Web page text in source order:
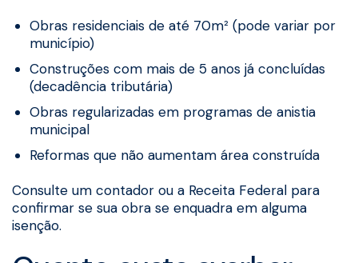
Obras residenciais de até 70m² (pode variar por
município)
Construções com mais de 5 anos já concluídas
(decadência tributária)
Obras regularizadas em programas de anistia
municipal
Reformas que não aumentam área construída
Consulte um contador ou a Receita Federal para
confirmar se sua obra se enquadra em alguma
isenção.